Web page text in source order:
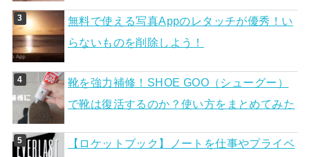
無料で使える写真Appのレタッチが優秀！い
らないものを削除しよう！
靴を強力補修！SHOE GOO（シューグー）
で靴は復活するのか？使い方をまとめてみた
【ロケットブック】ノートを仕事やプライベ